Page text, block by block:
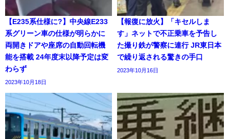
【E235系仕様に?】中央線E233
系グリーン車の仕様が明らかに
両開きドアや座席の自動回転機
能を搭載 24年度末以降予定は変
わらず
2023年10月18日
【報復に放火】「キセルしま
す」ネットで不正乗車を予告し
た撮り鉄が警察に連行 JR東日本
で繰り返される驚きの手口
2023年10月16日